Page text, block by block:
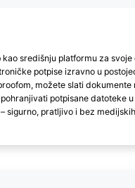
kao središnju platformu za svoje
potpise izravno u
možete slati dokumente
potpisane datoteke
sigurno, pratljivo i bez